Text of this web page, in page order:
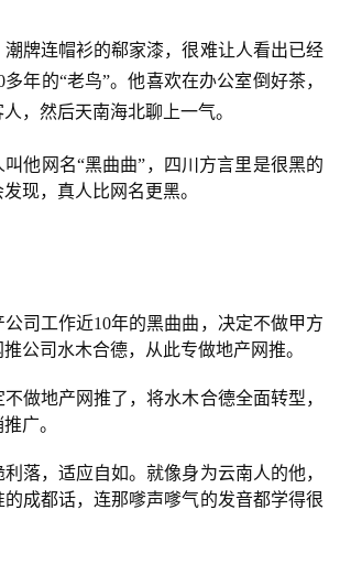
牌连帽衫的郗家漆，很难让人看出已经
年的“老鸟”。他喜欢在办公室倒好茶，
，然后天南海北聊上一气。
他网名“黑曲曲”，四川方言里是很黑的
现，真人比网名更黑。
公司工作近10年的黑曲曲，决定不做甲方
公司水木合德，从此专做地产网推。
做地产网推了，将水木合德全面转型，
广。
落，适应自如。就像身为云南人的他，
成都话，连那嗲声嗲气的发音都学得很